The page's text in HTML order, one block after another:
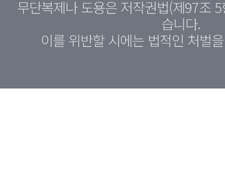
무단복제나 도용은 저작권법(제97조
습니다.
이를 위반할 시에는 법적인 처벌